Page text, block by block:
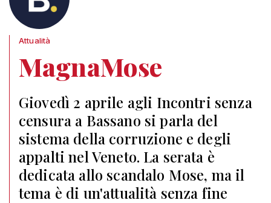
Attualità
MagnaMose
Giovedì 2 aprile agli Incontri senza
censura a Bassano si parla del
sistema della corruzione e degli
appalti nel Veneto. La serata è
dedicata allo scandalo Mose, ma il
tema è di un'attualità senza fine